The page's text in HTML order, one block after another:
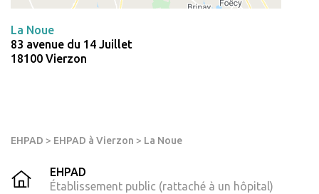
EHPAD > EHPAD à Vierzon > La Noue
EHPAD
Établissement public (rattaché à un hôpital)
La Noue
83 avenue du 14 Juillet
18100 Vierzon